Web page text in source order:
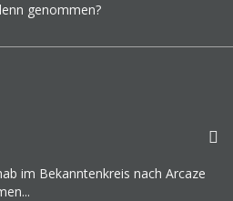
nach Alternativen gefragt und
allerdings bewusst, das wenn
eine weitere
blöd da stehen werde.
genommen?
im Bekanntenkreis nach Arcaze